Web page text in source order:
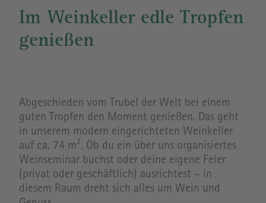
Im Weinkeller edle Tropfen
genießen
Abgeschieden vom Trubel der Welt bei einem
guten Tropfen den Moment genießen. Das geht
in unserem modern eingerichteten Weinkeller
auf ca. 74 m². Ob du ein über uns organisiertes
Weinseminar buchst oder deine eigene Feier
(privat oder geschäftlich) ausrichtest – in
diesem Raum dreht sich alles um Wein und